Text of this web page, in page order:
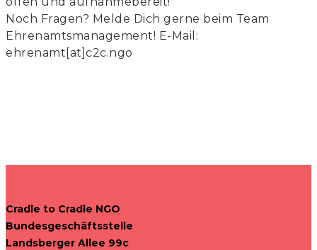
Noch Fragen? Melde Dich gerne beim Team
Ehrenamtsmanagement! E-Mail:
ehrenamt[at]c2c.ngo
Cradle to Cradle NGO
Bundesgeschäftsstelle
Landsberger Allee 99c